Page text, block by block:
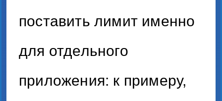
поставить лимит именно
для отдельного
приложения: к примеру,